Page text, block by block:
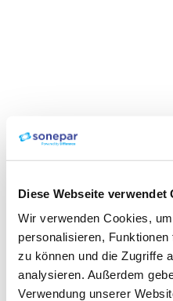
Diese Webseite verwendet
Wir verwenden Cookies,
personalisieren,
zu können und die Zugriffe
analysieren. Außerdem
Verwendung unserer